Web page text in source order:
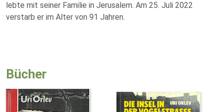
lebte mit seiner Familie in Jerusalem. Am 25. Juli 2022
verstarb er im Alter von 91 Jahren.
Bücher